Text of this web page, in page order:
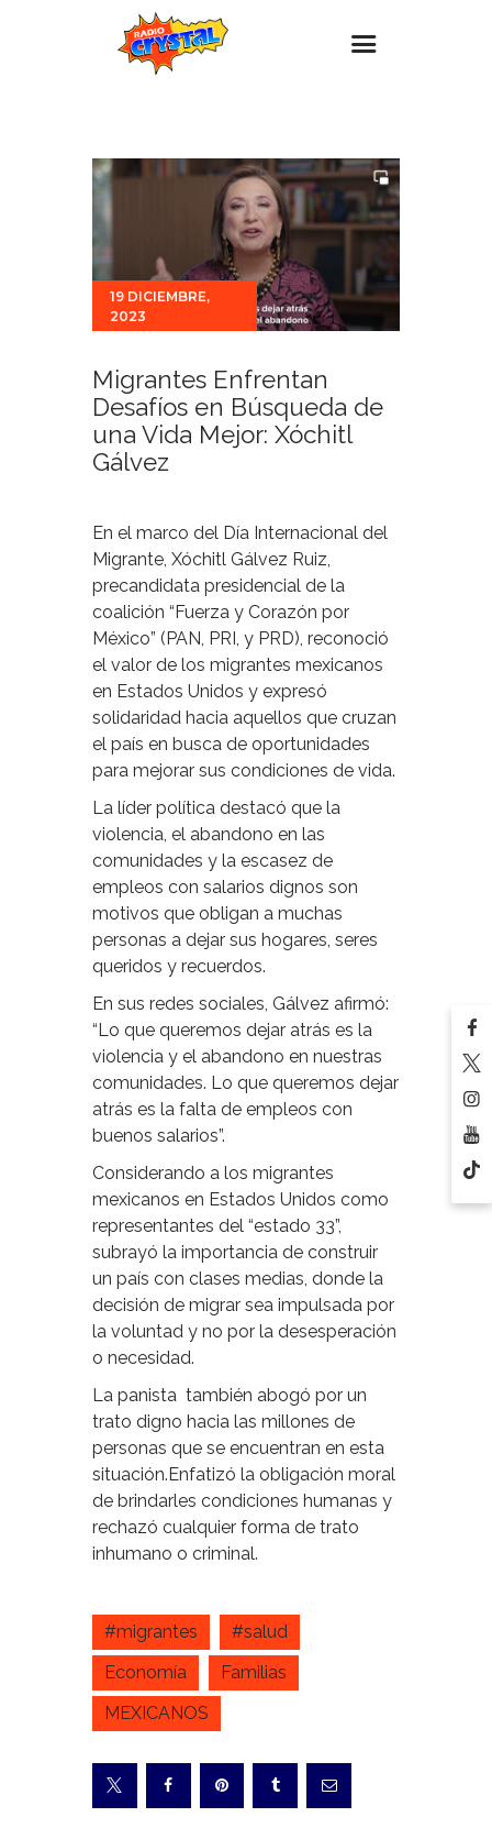
Estaciones
Eventos
Promociones
Noticias
Para ti
Contacto
19 DICIEMBRE,
2023
Migrantes Enfrentan
Desafíos en Búsqueda de
una Vida Mejor: Xóchitl
Gálvez
En el marco del Día Internacional del
Migrante, Xóchitl Gálvez Ruiz,
precandidata presidencial de la
coalición “Fuerza y Corazón por
México” (PAN, PRI, y PRD), reconoció
el valor de los migrantes mexicanos
en Estados Unidos y expresó
solidaridad hacia aquellos que cruzan
el país en busca de oportunidades
para mejorar sus condiciones de vida.
La líder política destacó que la
violencia, el abandono en las
comunidades y la escasez de
empleos con salarios dignos son
motivos que obligan a muchas
personas a dejar sus hogares, seres
queridos y recuerdos.
En sus redes sociales, Gálvez afirmó:
“Lo que queremos dejar atrás es la
violencia y el abandono en nuestras
comunidades. Lo que queremos dejar
atrás es la falta de empleos con
buenos salarios”.
Considerando a los migrantes
mexicanos en Estados Unidos como
representantes del “estado 33”,
subrayó la importancia de construir
un país con clases medias, donde la
decisión de migrar sea impulsada por
la voluntad y no por la desesperación
o necesidad.
La panista también abogó por un
trato digno hacia las millones de
personas que se encuentran en esta
situación.Enfatizó la obligación moral
de brindarles condiciones humanas y
rechazó cualquier forma de trato
inhumano o criminal.
#migrantes
#salud
Economía
Familias
MEXICANOS